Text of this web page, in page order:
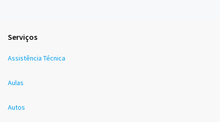
Serviços
Assistência Técnica
Aulas
Autos